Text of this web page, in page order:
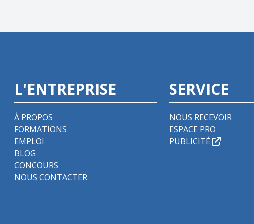
L'ENTREPRISE
À PROPOS
FORMATIONS
EMPLOI
BLOG
CONCOURS
NOUS CONTACTER
SERVICE
NOUS RECEVOIR
ESPACE PRO
PUBLICITÉ